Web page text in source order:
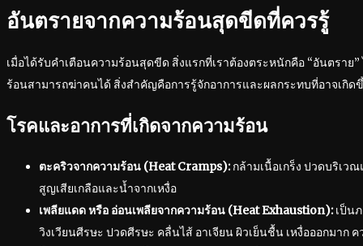
อันตรายจากความร้อนสุดขีดที่ควรรู้
เมื่อได้รับคำเตือนความร้อนสุดขีด สิ่งแรกที่เราต้องตระหนักคือ “อันตราย
ร้อนสามารถฆ่าคนได้ สิ่งสำคัญคือการรู้จักอาการและผลกระทบที่อาจเกิด
โรคและอาการที่เกิดจากความร้อน
ตะคริวจากความร้อน (Heat Cramps):กล้ามเนื้อเกร็ง ปวดบริเว
สูญเสียเกลือและน้ำจากเหงื่อ
เพลียแดด หรือ อ่อนเพลียจากความร้อน (Heat Exhaustion):เป็น
วิงเวียนศีรษะ ปวดศีรษะ คลื่นไส้ อาเจียน ผิวเย็นชื้น เหงื่อออกมาก